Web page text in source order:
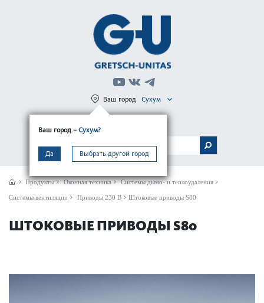
Ваш город – Сухум?
Да Выбрать другой город
Ваш город Сухум
МЕНЮ
Продукты Оконная техника Системы дымо- и теплоудаления
Системы вентиляции Приводы 230 В Штоковые приводы S80
ШТОКОВЫЕ ПРИВОДЫ S80